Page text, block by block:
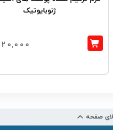
ژنوبایوتیک
صفحه